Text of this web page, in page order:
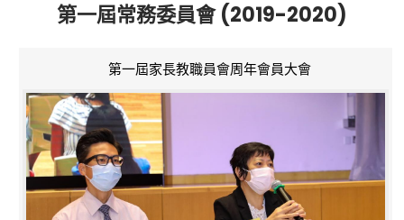
第一屆常務委員會 (2019-2020)
第一屆家長教職員會周年會員大會